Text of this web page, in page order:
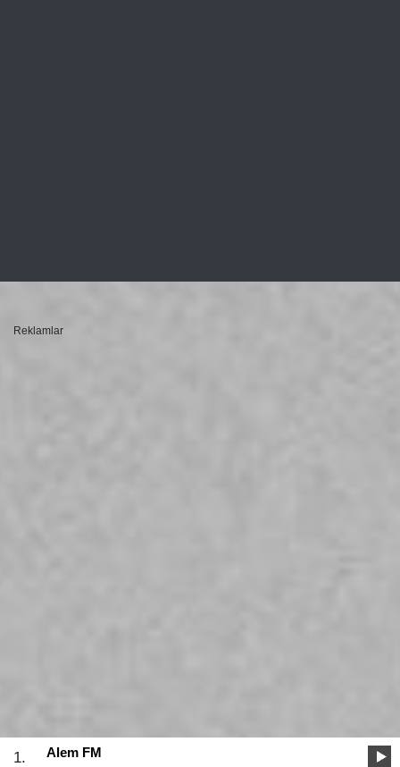
Reklamlar
1. Alem FM